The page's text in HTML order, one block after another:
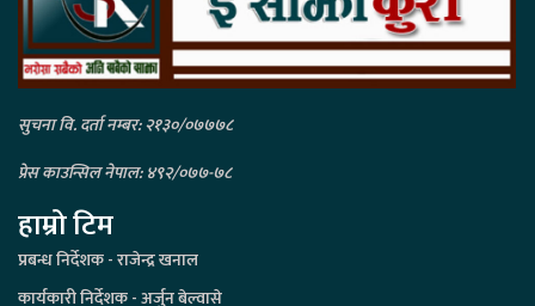
सुचना वि. दर्ता नम्बर: २१३०/०७७७८
प्रेस काउन्सिल नेपाल: ४९२/०७७-७८
हाम्रो टिम
प्रबन्ध निर्देशक - राजेन्द्र खनाल
कार्यकारी निर्देशक - अर्जुन बेल्वासे